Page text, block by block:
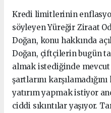
Kredi limitlerinin
söyleyen Yüreğir Ziraat
Doğan, konu hakkında
Doğan, çiftçilerin bugün
almak istediğinde
şartlarını
yatırım yapmak istiyor
ciddi sıkıntılar yaşıyor.